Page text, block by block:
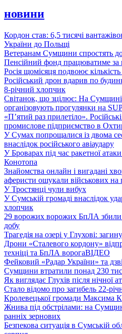
новини
Кордон став: 6,5 тисячі
України до Польщі
Ветеранам Сумщини спростять
Пенсійний фонд працюватиме
Росія щомісяця подвоює
Російський дрон вдарив по
8-річний хлопчик
Світанок, що зцілює: На Сумщині
організовують прогулянки на
«П’ятий раз прилетіло».
промислове підприємство в
У Сумах попрощалися із двома
внаслідок російського авіаудару
У Броварах під час ракетної
Конотопа
Знайомства онлайн і вигадані
аферисти ошукали військових на
У Тростянці чули вибух
У Сумській громаді внаслідок
хлопчик
29 ворожих ворожих БпЛА збили
добу
Трагедія на озері у Глухові:
Дрони «Сталевого кордону»
техніці та БпЛА ворогаВІДЕО
Фейковий «Радар України» та
Сумщини втратили понад 230
Як виглядає Глухів після нічної
Стало відомо про загибель 22-
Кролевецької громади Максима
Жнива під обстрілами: на
ранніх зернових
Безпекова ситуація в Сумській